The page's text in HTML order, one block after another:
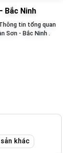
Bắc Ninh
tin tổng quan
Sơn - Bắc Ninh .
khác